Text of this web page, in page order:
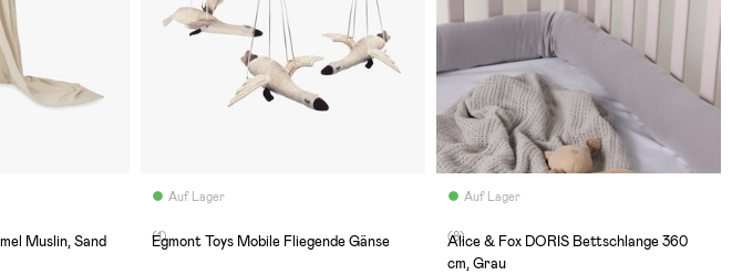
Muslin, Sand
Auf Lager
(1)
Egmont Toys Mobile Fliegende Gänse
Auf Lager
(8)
Alice & Fox DORIS Bettschlange 360
cm, Grau